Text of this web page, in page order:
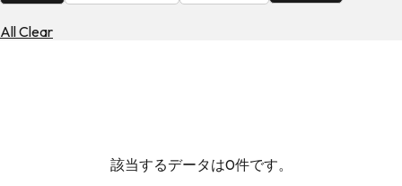
All Clear
該当するデータは0件です。